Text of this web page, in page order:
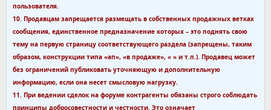
пользователя.
10. Продавцам запрещается размещать в собственных продажных ветках
сообщения, единственное предназначение которых – это поднять свою
тему на первую страницу соответствующего раздела (запрещены, таким
образом, конструкции типа «ап», «в продаже», « » и т.п.). Продавец может
без ограничений публиковать уточняющую и дополнительную
информацию, если она несет смысловую нагрузку.
11. При ведении сделок на форуме контрагенты обязаны строго соблюдать
принципы добросовестности и честности. Это означает